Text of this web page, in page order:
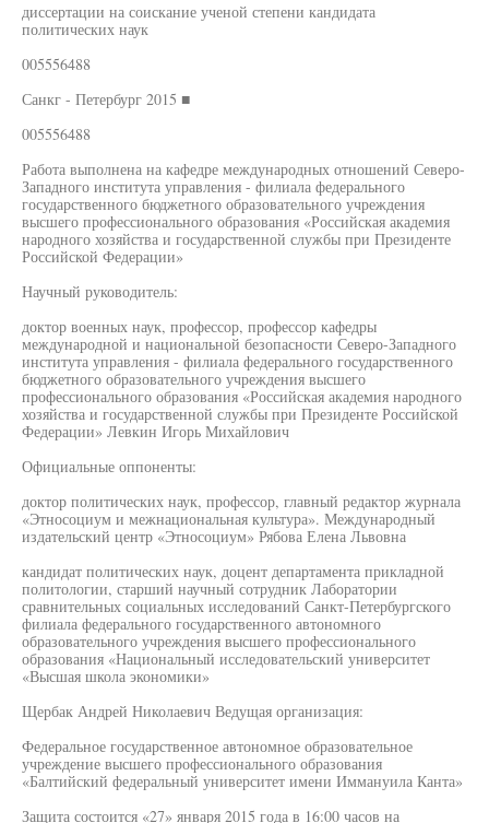
диссертации на соискание ученой степени кандидата
политических наук
005556488
Санкг - Петербург 2015 ■
005556488
Работа выполнена на кафедре международных отношений Северо-
Западного института управления - филиала федерального
государственного бюджетного образовательного учреждения
высшего профессионального образования «Российская академия
народного хозяйства и государственной службы при Президенте
Российской Федерации»
Научный руководитель:
доктор военных наук, профессор, профессор кафедры
международной и национальной безопасности Северо-Западного
института управления - филиала федерального государственного
бюджетного образовательного учреждения высшего
профессионального образования «Российская академия народного
хозяйства и государственной службы при Президенте Российской
Федерации» Левкин Игорь Михайлович
Официальные оппоненты:
доктор политических наук, профессор, главный редактор журнала
«Этносоциум и межнациональная культура». Международный
издательский центр «Этносоциум» Рябова Елена Львовна
кандидат политических наук, доцент департамента прикладной
политологии, старший научный сотрудник Лаборатории
сравнительных социальных исследований Санкт-Петербургского
филиала федерального государственного автономного
образовательного учреждения высшего профессионального
образования «Национальный исследовательский университет
«Высшая школа экономики»
Щербак Андрей Николаевич Ведущая организация:
Федеральное государственное автономное образовательное
учреждение высшего профессионального образования
«Балтийский федеральный университет имени Иммануила Канта»
Защита состоится «27» января 2015 года в 16:00 часов на